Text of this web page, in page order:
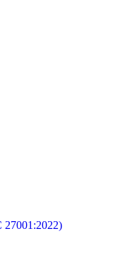
27001:2022)